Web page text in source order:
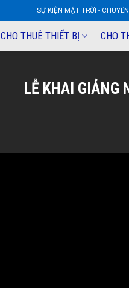
SỰ KIỆN MẶT TRỜI -
CHO THUÊ THIẾT BỊ CHO
LỄ KHAI GIẢNG